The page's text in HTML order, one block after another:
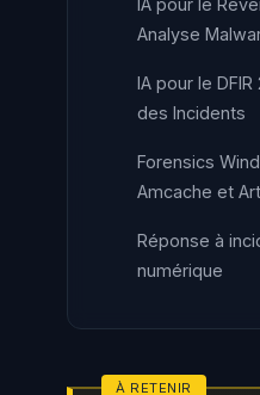
IA pour le
Analyse
IA pour le
des Incidents
Forensics
Amcache et
Réponse à
numérique